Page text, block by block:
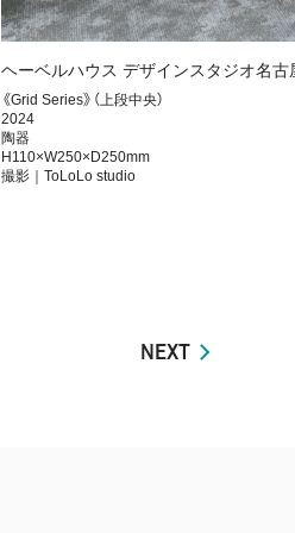
ヘーベルハウス デザインスタジオ名古
《Grid Series》（上段中央）
2024
陶器
H110×W250×D250mm
撮影｜ToLoLo studio
NEXT